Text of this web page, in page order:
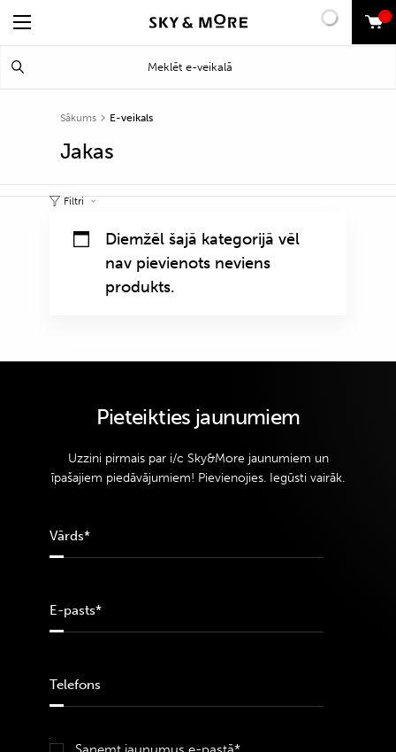
0
Sākums E-veikals
Jakas
Filtri
Diemžēl šajā kategorijā vēl
nav pievienots neviens
produkts.
Pieteikties jaunumiem
Uzzini pirmais par i/c Sky&More jaunumiem un
īpašajiem piedāvājumiem! Pievienojies. Iegūsti vairāk.